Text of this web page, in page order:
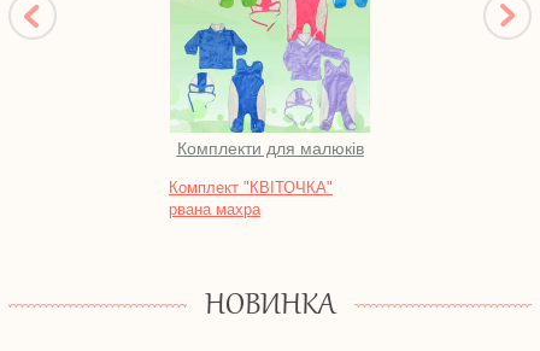
Комплекти для малюків
Комплект "КВІТОЧКА"
рвана махра
НОВИНКА